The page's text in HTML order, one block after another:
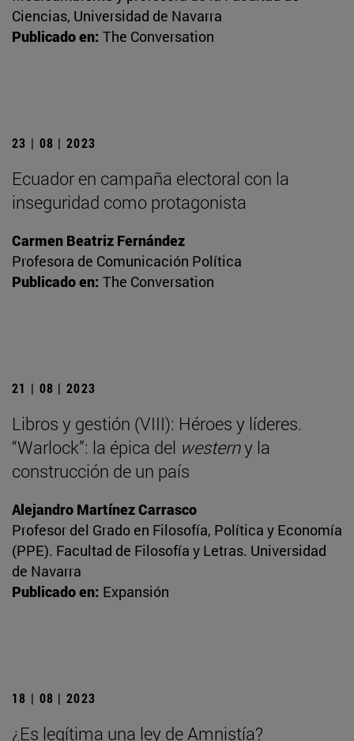
Ciencias, Universidad de Navarra
Publicado en: The Conversation
23 | 08 | 2023
Ecuador en campaña electoral con la
inseguridad como protagonista
Carmen Beatriz Fernández
Profesora de Comunicación Política
Publicado en: The Conversation
21 | 08 | 2023
Libros y gestión (VIII): Héroes y líderes.
“Warlock”: la épica del westerny la
construcción de un país
Alejandro Martínez Carrasco
Profesor del Grado en Filosofía, Política y Economía
(PPE). Facultad de Filosofía y Letras. Universidad
de Navarra
Publicado en: Expansión
18 | 08 | 2023
¿Es legítima una ley de Amnistía?